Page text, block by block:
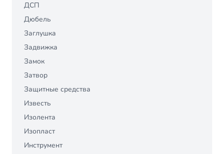
ДСП
Дюбель
Заглушка
Задвижка
Замок
Затвор
Защитные средства
Известь
Изолента
Изопласт
Инструмент